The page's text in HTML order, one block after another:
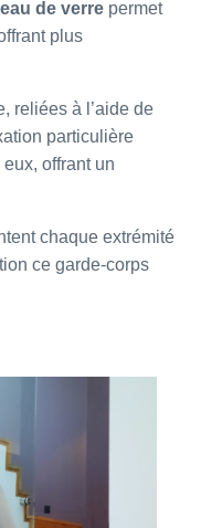
de verre permet
plus
reliées à l’aide de
particulière
eux, offrant un
chaque extrémité
ce garde-corps